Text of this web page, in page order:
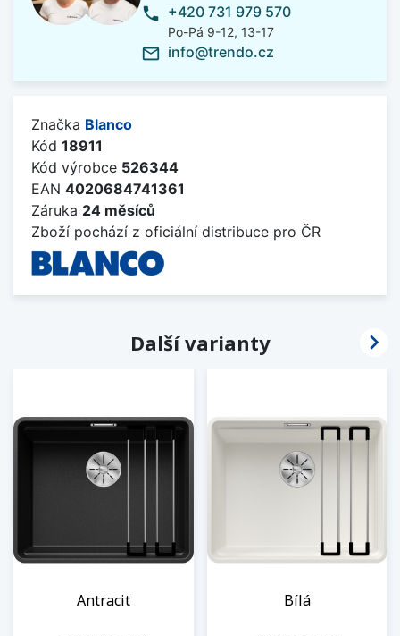
phone +420 731 979 570
Po-Pá 9-12, 13-17
mail_outline info@trendo.cz
Značka Blanco
Kód 18911
Kód výrobce 526344
EAN 4020684741361
Záruka 24 měsíců
Zboží pochází z oficiální distribuce pro ČR
Další varianty
Antracit Bílá
